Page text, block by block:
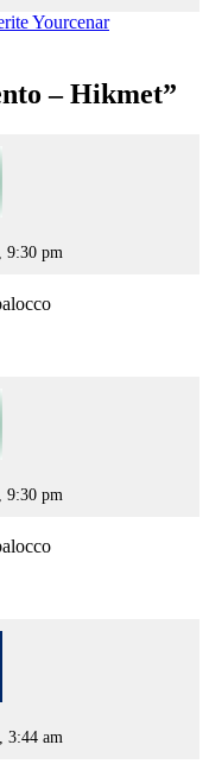
Yourcenar
– Hikmet”
9:30 pm
9:30 pm
3:44 am